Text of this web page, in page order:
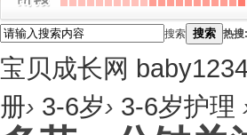
搜索 搜索 热搜:
宝贝成长网
册› 3-6岁› 3-6岁护理